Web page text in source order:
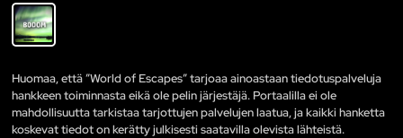
Huomaa, että ”World of Escapes” tarjoaa ainoastaan tiedotuspalveluja
hankkeen toiminnasta eikä ole pelin järjestäjä. Portaalilla ei ole
mahdollisuutta tarkistaa tarjottujen palvelujen laatua, ja kaikki hanketta
koskevat tiedot on kerätty julkisesti saatavilla olevista lähteistä.